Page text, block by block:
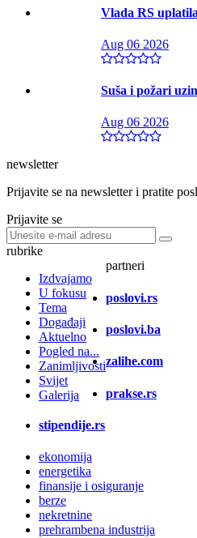
Vlada RS
Aug 06 2026
Suša i požari
Aug 06 2026
newsletter
Prijavite se na newsletter i pratite
Prijavite se
rubrike
Izdvajamo
U fokusu
Tema
Događaji
Aktuelno
Pogled na...
Zanimljivosti
Svijet
Galerija
partneri
poslovi.rs
poslovi.ba
zalihe.com
prakse.rs
stipendije.rs
ekonomija
energetika
finansije i osiguranje
berze
nekretnine
prehrambena industrija